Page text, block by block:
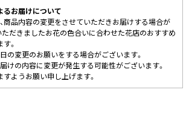
お届けについて
商品内容の変更をさせていただきお届けする場合が
ただきましたお花の色合いに合わせた花店のおすすめ
。
の変更のお願いをする場合がございます。
けの内容に変更が発生する可能性がございます。
ようお願い申し上げます。